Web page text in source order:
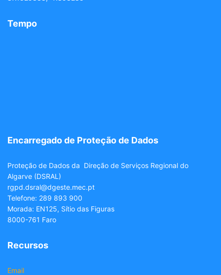
Tempo
Encarregado de Proteção de Dados
Proteção de Dados da Direção de Serviços Regional do
Algarve (DSRAL)
rgpd.dsral@dgeste.mec.pt
Telefone: 289 893 900
Morada: EN125, Sítio das Figuras
8000-761 Faro
Recursos
Email